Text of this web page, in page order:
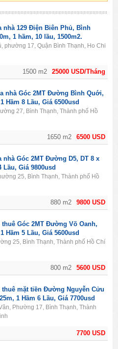
25000 USD/Tháng
1500 m2
nhà 129 Điện Biên Phủ, Bình
1 hầm, 10 lầu, 1500m2.
phường 17, Quận Bình Thạnh, Ho Chi
6500 USD
1650 m2
nhà Góc 2MT Đường Bình Quới,
Hầm 8 Lầu, Giá 6500usd
27, Bình Thạnh, Thành phố Hồ
9800 USD
880 m2
nhà Góc 2MT Đường D5, DT 8 x
Lầu, Giá 9800usd
25, Bình Thạnh, Thành phố Hồ
5600 USD
800 m2
thuê Góc 2MT Đường Võ Oanh,
Hầm 5 Lầu, Giá 5600usd
25, Bình Thạnh, Thành phố Hồ Chí
7700 USD
thuê mặt tiền Đường Nguyễn Cửu
1 Hầm 6 Lầu, Giá 7700usd
Phường 17, Bình Thạnh, Thành